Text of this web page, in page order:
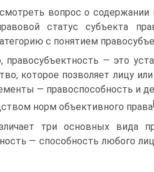
вопрос о содержании
статус субъекта
с понятием
— это
которое позволяет лицу
— правоспособность и
норм объективного права
три основных вида
— способность любого